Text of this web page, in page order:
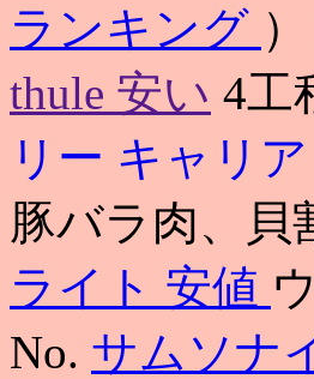
ランキング
thule 安い 4工
リー キャリ
豚バラ肉、
ライト 安値
No. サムソナ